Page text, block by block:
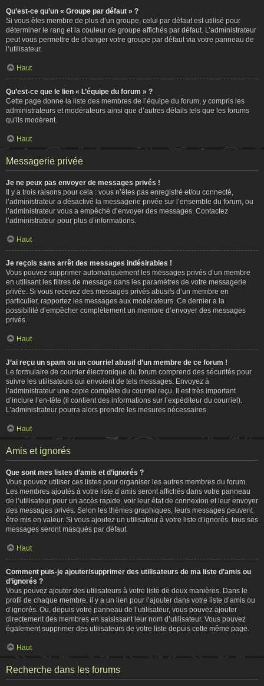
Qu’est-ce qu’un « Groupe par défaut » ?
Si vous êtes membre de plus d’un groupe, celui par défaut est utilisé pour
déterminer le rang et la couleur de groupe affichés par défaut. L’administrateur
peut vous permettre de changer votre groupe par défaut via votre panneau de
l’utilisateur.
Haut
Qu’est-ce que le lien « L’équipe du forum » ?
Cette page donne la liste des membres de l’équipe du forum, y compris les
administrateurs et modérateurs ainsi que d’autres détails tels que les forums
qu’ils modèrent.
Haut
Messagerie privée
Je ne peux pas envoyer de messages privés !
Il y a trois raisons pour cela : vous n’êtes pas enregistré et/ou connecté,
l’administrateur a désactivé la messagerie privée sur l’ensemble du forum, ou
l’administrateur vous a empêché d’envoyer des messages. Contactez
l’administrateur pour plus d’informations.
Haut
Je reçois sans arrêt des messages indésirables !
Vous pouvez supprimer automatiquement les messages privés d’un membre
en utilisant les filtres de message dans les paramètres de votre messagerie
privée. Si vous recevez des messages privés abusifs d’un membre en
particulier, rapportez les messages aux modérateurs. Ce dernier a la
possibilité d’empêcher complètement un membre d’envoyer des messages
privés.
Haut
J’ai reçu un spam ou un courriel abusif d’un membre de ce forum !
Le formulaire de courrier électronique du forum comprend des sécurités pour
suivre les utilisateurs qui envoient de tels messages. Envoyez à
l’administrateur une copie complète du courriel reçu. Il est très important
d’inclure l’en-tête (il contient des informations sur l’expéditeur du courriel).
L’administrateur pourra alors prendre les mesures nécessaires.
Haut
Amis et ignorés
Que sont mes listes d’amis et d’ignorés ?
Vous pouvez utiliser ces listes pour organiser les autres membres du forum.
Les membres ajoutés à votre liste d’amis seront affichés dans votre panneau
de l’utilisateur pour un accès rapide, voir leur état de connexion et leur envoyer
des messages privés. Selon les thèmes graphiques, leurs messages peuvent
être mis en valeur. Si vous ajoutez un utilisateur à votre liste d’ignorés, tous ses
messages seront masqués par défaut.
Haut
Comment puis-je ajouter/supprimer des utilisateurs de ma liste d’amis ou
d’ignorés ?
Vous pouvez ajouter des utilisateurs à votre liste de deux manières. Dans le
profil de chaque membre, il y a un lien pour l’ajouter dans votre liste d’amis ou
d’ignorés. Ou, depuis votre panneau de l’utilisateur, vous pouvez ajouter
directement des membres en saisissant leur nom d’utilisateur. Vous pouvez
également supprimer des utilisateurs de votre liste depuis cette même page.
Haut
Recherche dans les forums